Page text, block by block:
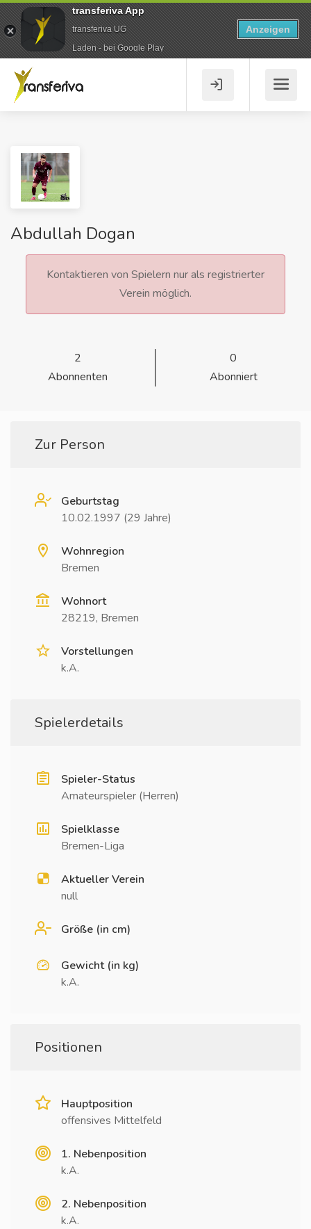
Abdullah Dogan
Kontaktieren von Spielern nur als registrierter
Verein möglich.
2
Abonnenten
0
Abonniert
Zur Person
Geburtstag
10.02.1997 (29 Jahre)
Wohnregion
Bremen
Wohnort
28219, Bremen
Vorstellungen
k.A.
Spielerdetails
Spieler-Status
Amateurspieler (Herren)
Spielklasse
Bremen-Liga
Aktueller Verein
null
Größe (in cm)
Gewicht (in kg)
k.A.
Positionen
Hauptposition
offensives Mittelfeld
1. Nebenposition
k.A.
2. Nebenposition
k.A.
transferiva App
transferiva UG
Laden - bei Google Play
Anzeigen